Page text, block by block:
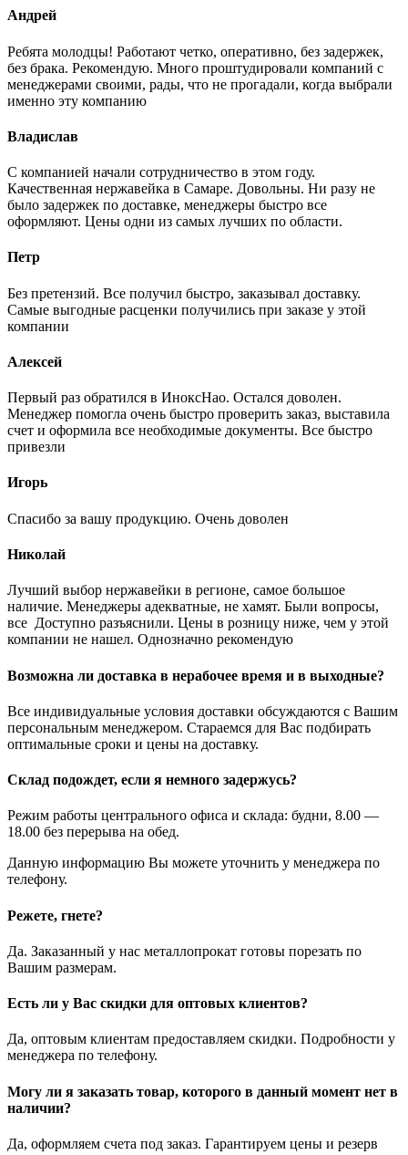
Андрей
Ребята молодцы! Работают четко, оперативно, без задержек,
без брака. Рекомендую. Много проштудировали компаний с
менеджерами своими, рады, что не прогадали, когда выбрали
именно эту компанию
Владислав
С компанией начали сотрудничество в этом году.
Качественная нержавейка в Самаре. Довольны. Ни разу не
было задержек по доставке, менеджеры быстро все
оформляют. Цены одни из самых лучших по области.
Петр
Без претензий. Все получил быстро, заказывал доставку.
Самые выгодные расценки получились при заказе у этой
компании
Алексей
Первый раз обратился в ИноксНао. Остался доволен.
Менеджер помогла очень быстро проверить заказ, выставила
счет и оформила все необходимые документы. Все быстро
привезли
Игорь
Спасибо за вашу продукцию. Очень доволен
Николай
Лучший выбор нержавейки в регионе, самое большое
наличие. Менеджеры адекватные, не хамят. Были вопросы,
все Доступно разъяснили. Цены в розницу ниже, чем у этой
компании не нашел. Однозначно рекомендую
Возможна ли доставка в нерабочее время и в выходные?
Все индивидуальные условия доставки обсуждаются с Вашим
персональным менеджером. Стараемся для Вас подбирать
оптимальные сроки и цены на доставку.
Склад подождет, если я немного задержусь?
Режим работы центрального офиса и склада: будни, 8.00 —
18.00 без перерыва на обед.
Данную информацию Вы можете уточнить у менеджера по
телефону.
Режете, гнете?
Да. Заказанный у нас металлопрокат готовы порезать по
Вашим размерам.
Есть ли у Вас скидки для оптовых клиентов?
Да, оптовым клиентам предоставляем скидки. Подробности у
менеджера по телефону.
Могу ли я заказать товар, которого в данный момент нет в
наличии?
Да, оформляем счета под заказ. Гарантируем цены и резерв